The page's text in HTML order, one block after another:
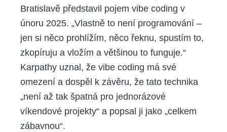
Bratislavě představil pojem vibe coding v
únoru 2025. „Vlastně to není programování –
jen si něco prohlížím, něco řeknu, spustím to,
zkopíruju a vložím a většinou to funguje.“
Karpathy uznal, že vibe coding má své
omezení a dospěl k závěru, že tato technika
„není až tak špatná pro jednorázové
víkendové projekty“ a popsal ji jako „celkem
zábavnou“.